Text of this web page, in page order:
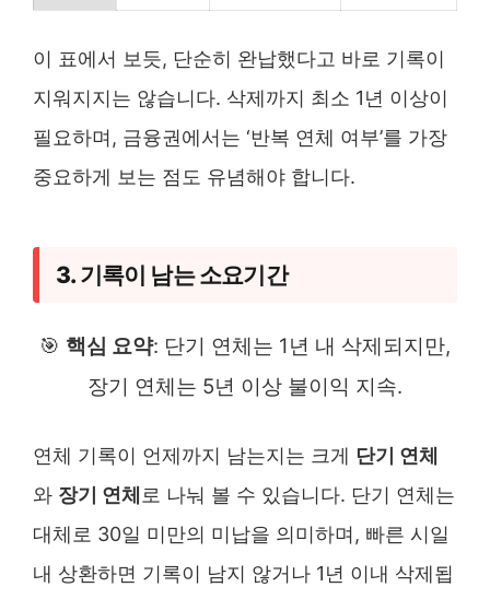
이 표에서 보듯, 단순히 완납했다고 바로 기록이
지워지지는 않습니다. 삭제까지 최소 1년 이상이
필요하며, 금융권에서는 ‘반복 연체 여부’를 가장
중요하게 보는 점도 유념해야 합니다.
3. 기록이 남는 소요기간
🎯 핵심 요약: 단기 연체는 1년 내 삭제되지만,
장기 연체는 5년 이상 불이익 지속.
연체 기록이 언제까지 남는지는 크게 단기 연체
와 장기 연체 로 나눠 볼 수 있습니다. 단기 연체는
대체로 30일 미만의 미납을 의미하며, 빠른 시일
내 상환하면 기록이 남지 않거나 1년 이내 삭제됩